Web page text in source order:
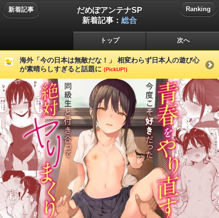
新着記事
だめぽアンテナSP
新着記事： 総合
Ranking
トップ 次へ
海外「今の日本は無敵だな！」 相変わらず日本人の遊び心
が素晴らしすぎると話題に (PickUP!)